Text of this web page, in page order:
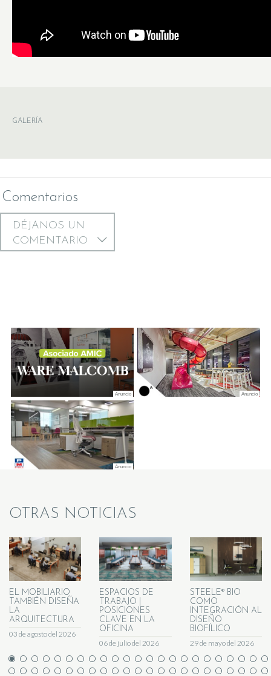
GALERÍA
Comentarios
DÉJANOS UN
COMENTARIO
OTRAS NOTICIAS
EL MOBILIARIO
TAMBIÉN DISEÑA
LA
ARQUITECTURA
03 de agosto del 2026
ESPACIOS DE
TRABAJO |
POSICIONES
CLAVE EN LA
OFICINA
06 de julio del 2026
STEELE® BIO
COMO
INTEGRACIÓN AL
DISEÑO
BIOFÍLICO
29 de mayo del 2026